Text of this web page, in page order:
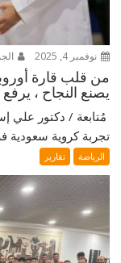
نوفمبر 4, 2025
من قلب قارة
يصنع النجاح ،
تجربة كروية سعودية
الرياضة تقارير